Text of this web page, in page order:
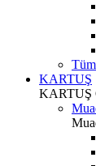
KARTUŞ
KARTUŞ